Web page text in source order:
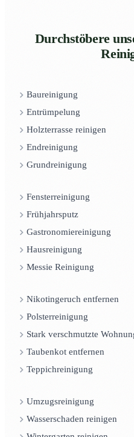
Durchstöbere
Baureinigung
Entrümpelung
Holzterrasse reinigen
Endreinigung
Grundreinigung
Fensterreinigung
Frühjahrsputz
Gastronomiereinigung
Hausreinigung
Messie Reinigung
Nikotingeruch entfernen
Polsterreinigung
Stark verschmutzte
Taubenkot entfernen
Teppichreinigung
Umzugsreinigung
Wasserschaden reinigen